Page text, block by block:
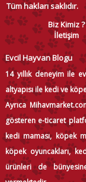
Tüm hakları saklıdır.
Biz Kimiz ?
İletişim
Evcil Hayvan Blogu
14 yıllık deneyim ile
altyapısı ile kedi ve
Ayrıca
gösteren e-ticaret
kedi maması, köpek
köpek oyuncakları,
ürünleri de